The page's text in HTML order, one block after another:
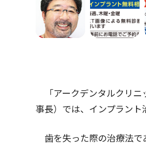
「アークデンタルクリニ
事長）では、インプラント
歯を失った際の治療法で